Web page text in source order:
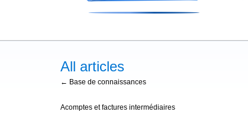
All articles
← Base de connaissances
Acomptes et factures intermédiaires